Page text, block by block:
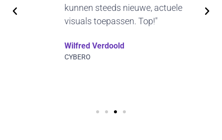
kunnen steeds nieuwe, actuele
visuals toepassen. Top!"
Wilfred Verdoold
CYBERO